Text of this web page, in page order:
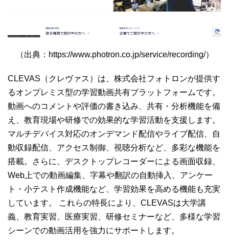
（出典：https://www.photron.co.jp/service/recording/）
CLEVAS（クレヴァス）は、株式会社フォトロンが提供す
るオンプレミス型の学習動画共有プラットフォームです。
動画へのコメントや評価の書き込み、共有・分析機能を備
え、教育現場や研修での効果的な学習活動を支援します。
マルチデバイス対応のオンデマンド配信やライブ配信、自
動収録配信、アクセス制御、視聴分析など、多彩な機能を
搭載。さらに、デスクトップレコーダーによる画面収録、
Web上での動画編集、字幕や翻訳の自動挿入、アンケー
ト・小テスト作成機能など、学習効果を高める機能も充実
しています。 これらの特長により、CLEVASは大学講
義、教育実習、医療実習、研修セミナーなど、多様な学習
シーンでの動画活用を強力にサポートします。